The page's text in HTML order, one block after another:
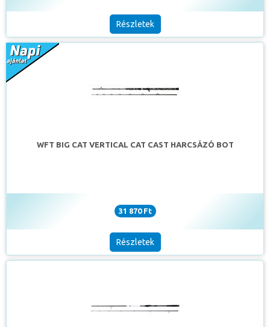
minőség, a műcsali minden rezdülését és a legapróbb
rávágásokat is jelző spicc jellemzi. A gyorsan felkeményedő
anyag gyors és eredményes fárasztást tesz lehetővé akár
akadókkal és gazdag vegetációval tarkított pályán is.
Részletek
WFT BIG CAT VERTICAL CAT CAST HARCSÁZÓ BOT
31 870 Ft
Részletek